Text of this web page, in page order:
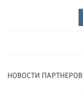
НОВОСТИ ПАРТНЕРОВ